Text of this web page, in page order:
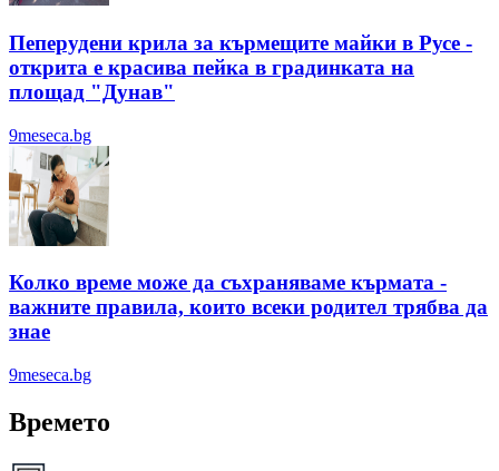
Пеперудени крила за кърмещите майки в Русе -
открита е красива пейка в градинката на
площад "Дунав"
9meseca.bg
Колко време може да съхраняваме кърмата -
важните правила, които всеки родител трябва да
знае
9meseca.bg
Времето